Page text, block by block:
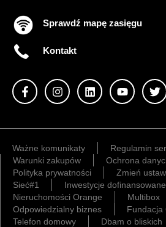
Sprawdź mapę zasięgu
Kontakt
Ważne komunikaty
Regulamin
Warunki zakupów
Ochrona
Polityka prywatności
Zmień
Sieć#1
Inwestycje
Nieruchomości Orange
Multibox
Odpowiedzialny biznes
Fundacja
Telefon domowy
Dbam o bliskich